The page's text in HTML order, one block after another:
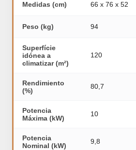
Medidas (cm) 66 x 76 x 52
Peso (kg) 94
Superfície
idónea a
climatizar (m²)
120
Rendimiento
(%)
80,7
Potencia
Máxima (kW)
10
Potencia
Nominal (kW)
9,8